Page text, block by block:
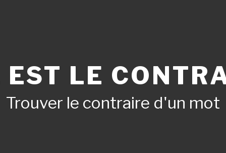
EST LE
Trouver le contraire d'un mot